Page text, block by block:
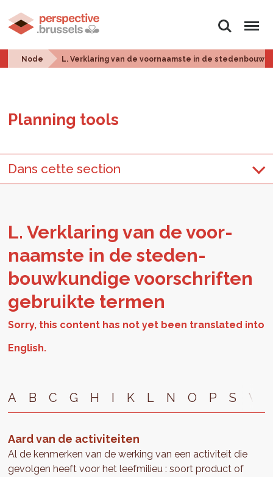
Search Menu
Node L. Verklaring van de voornaamste in de
Plan­ning tools
Dans cette section
L. Verk­lar­ing van de voor­
naam­ste in de ste­den­
bouwkundige voorschriften
ge­bruikte ter­men
A B C G H I K L N O P S V
Aard van de activiteiten
Al de kenmerken van de werking van een activiteit die
gevolgen heeft voor het leefmilieu : soort product of